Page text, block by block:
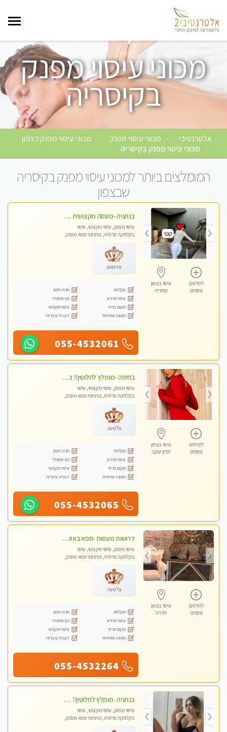
מכוני עיסוי מפנק
בקיסריה
אלטרנטיבי › מכוני עיסוי מפנק › מכוני עיסוי מפנק בצפון
› מכוני עיסוי מפנק בקיסריה
המומלצים ביותר למכוני עיסוי מפנק בקיסריה
שבצפון
לפרטים
נוספים
עיסוי בצפון
קיסריה
בנתניה -מעסה מקצועית איכותית עיסוי מפנק ברמה אחרת !!!
עיסוי מפנק, עיסוי מקצועי, עיסוי
בקלניקה פרטית, מתחמי ספא מפנק,
פרימיום
מקלחת
חניה חינם
עיסוי מרגיע
נקי ומסודר
מקום פרטי
עיסוי מקצועי
תמונה אמיתית
דוברת עיברית
055-4532061
לפרטים
נוספים
עיסוי בצפון
זכרון יעקב
בחיפה -מומלץ לחלוטין!! כל סוגי העיסויים מעסה מקצועית ואיכותית פרטי!!!
עיסוי מפנק, עיסוי מקצועי, עיסוי
בקלניקה פרטית, מתחמי ספא מפנק,
טנטרה
פלטינה
מקלחת
חניה חינם
עיסוי מרגיע
נקי ומסודר
מקום פרטי
עיסוי מקצועי
תמונה אמיתית
דוברת עיברית
055-4532065
לפרטים
נוספים
עיסוי בצפון
חדרה
דרושות מעסות -ספא באזור השרון -טל -055-9641454‬
עיסוי מפנק, עיסוי מקצועי, עיסוי
בקלניקה פרטית, מתחמי ספא מפנק,
פלטינה
מקלחת
חניה חינם
עיסוי מרגיע
נקי ומסודר
מקום פרטי
עיסוי מקצועי
תמונה אמיתית
דוברת עיברית
055-4532264
בנתניה -מומלץ לחלוטין!! כל סוגי העיסויים מעסה מקצועית ואיכותית פרטי!!!
עיסוי מפנק, עיסוי מקצועי, עיסוי
בקלניקה פרטית, מתחמי ספא מפנק,